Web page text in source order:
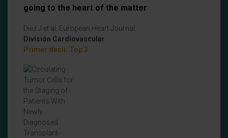
going to the heart of the matter
Diez J et al. European Heart Journal.
División Cardiovascular
Primer decil. Top 3